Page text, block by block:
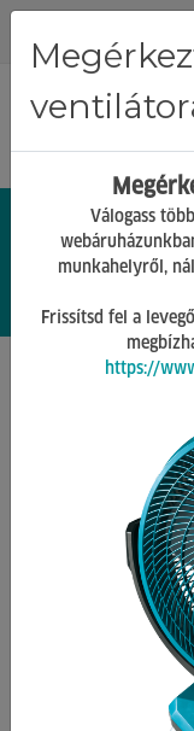
Kategóriák
Tömlőszorító
Válogass
munkahelyről,
Frissítsd fel a
https://